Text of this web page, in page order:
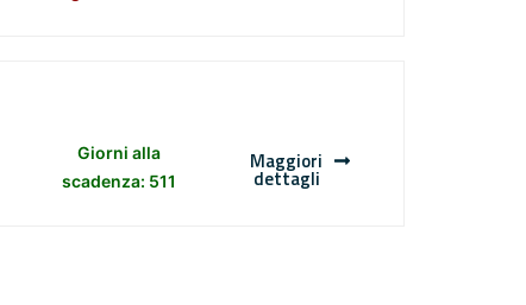
Giorni alla
scadenza: 511
Maggiori
dettagli